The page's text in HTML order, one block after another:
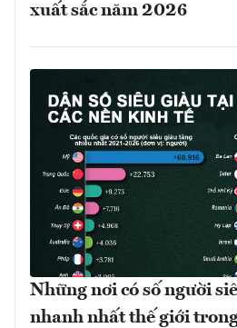
xuất sắc năm 2026
Những nơi có số người
nhanh nhất thế giới